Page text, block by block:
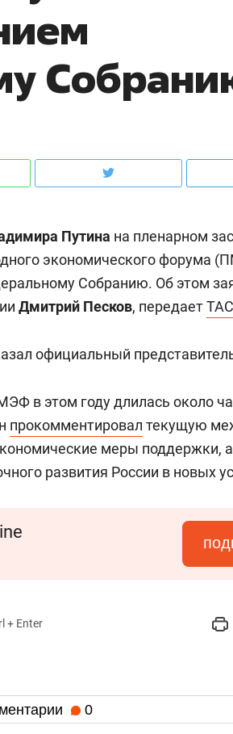
Путина на пленарном
экономического форума
Собранию. Об этом
Дмитрий Песков, передает
официальный
в этом году длилась около
прокомментировал текущую
меры поддержки,
развития России в новых
+ Enter
0
и
клиентах и чудных запросах
камер до квартиры и Face
в ЖК «Нова»